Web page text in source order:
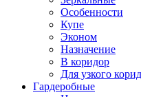
Особенности
Купе
Эконом
Назначение
В коридор
Для узкого
Гардеробные